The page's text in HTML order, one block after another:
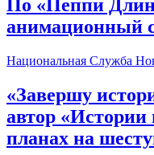
По «Пеппи
анимационный
Национальная Служба
«Завершу
автор
планах на